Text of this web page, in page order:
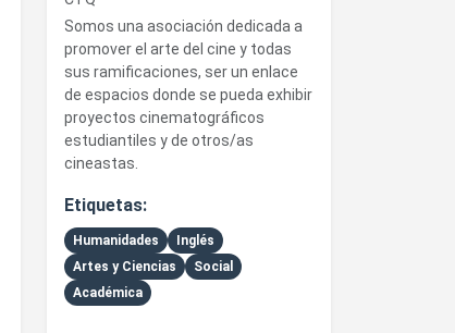
Somos una asociación dedicada a
promover el arte del cine y todas
sus ramificaciones, ser un enlace
de espacios donde se pueda exhibir
proyectos cinematográficos
estudiantiles y de otros/as
cineastas.
Etiquetas:
Humanidades
Inglés
Artes y Ciencias
Social
Académica